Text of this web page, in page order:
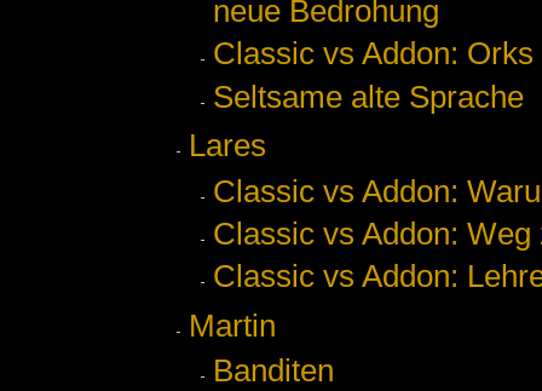
neue Bedrohung
Classic vs Addon:
Seltsame alte Sprache
Lares
Classic vs Addon:
Classic vs Addon: Weg
Classic vs Addon:
Martin
Banditen